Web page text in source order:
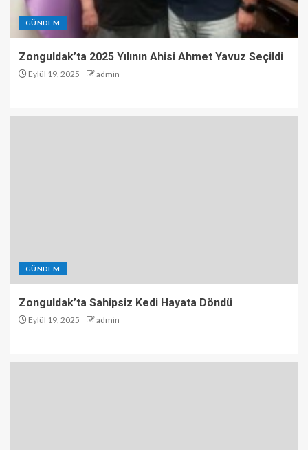
GÜNDEM
Zonguldak’ta 2025 Yılının Ahisi Ahmet Yavuz Seçildi
Eylül 19, 2025 admin
GÜNDEM
Zonguldak’ta Sahipsiz Kedi Hayata Döndü
Eylül 19, 2025 admin